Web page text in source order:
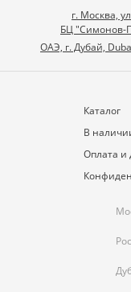
г. Москва,
БЦ "Симонов-
ОАЭ, г. Дубай,
Каталог
В
Оплата и